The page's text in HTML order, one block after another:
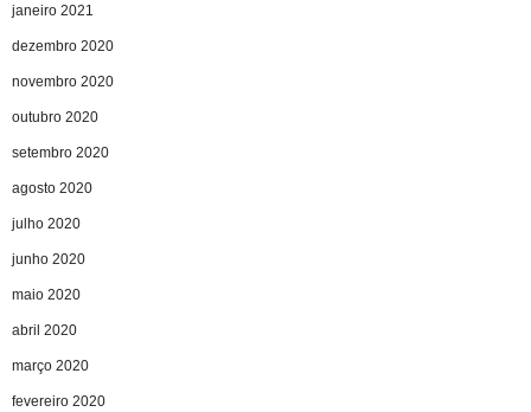
janeiro 2021
dezembro 2020
novembro 2020
outubro 2020
setembro 2020
agosto 2020
julho 2020
junho 2020
maio 2020
abril 2020
março 2020
fevereiro 2020